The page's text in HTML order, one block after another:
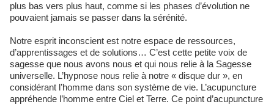
plus bas vers plus haut, comme si les phases d’évolution ne
pouvaient jamais se passer dans la sérénité.
Notre esprit inconscient est notre espace de ressources,
d’apprentissages et de solutions… C’est cette petite voix de
sagesse que nous avons nous et qui nous relie à la Sagesse
universelle. L’hypnose nous relie à notre « disque dur », en
considérant l’homme dans son système de vie. L’acupuncture
appréhende l’homme entre Ciel et Terre. Ce point d’acupuncture